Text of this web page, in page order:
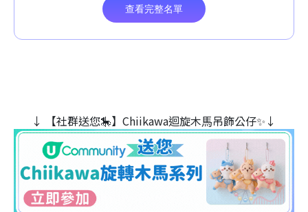
↓ 【社群送您🎠】Chiikawa迴旋木⾺吊飾公仔✨↓